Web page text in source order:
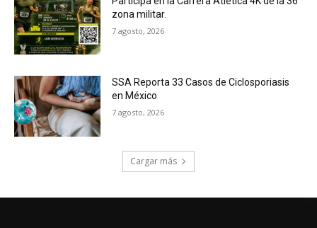
zona militar.
7 agosto, 2026
SSA Reporta 33 Casos de Ciclosporiasis
en México
7 agosto, 2026
Cargar más